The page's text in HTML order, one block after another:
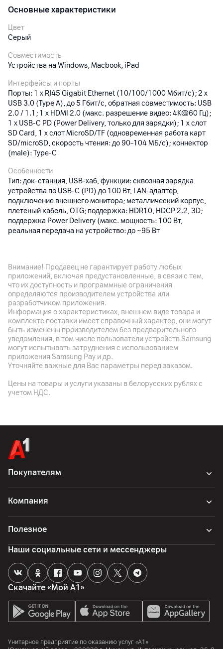
Основные характеристики
Цвет
Серый
Совместимость
Устройства на Windows, Macbook, iPad
Интерфейсы и порты
Порты: 1 x RJ45 Gigabit Ethernet (10/100/1000 Мбит/с); 2 x
USB 3.0 (Type A), до 5 Гбит/с, обратная совместимость: USB
2.0 / 1.1; 1 x HDMI 2.0 (макс. разрешение видео: 4K@60 Гц);
1 x USB-C PD (Power Delivery, только для зарядки); 1 x слот
SD Card, 1 x слот MicroSD/TF (одновременная работа карт
SD/microSD, скорость чтения: до 90–104 МБ/с); коннектор
(male): Type-C
Особенности
Тип: док-станция, USB-хаб, функции: сквозная зарядка
устройства по USB-C (PD) до 100 Вт, LAN-адаптер,
подключение внешнего монитора; металлический корпус,
плетеный кабель, OTG; поддержка: HDR10, HDCP 2.2, 3D;
поддержка Power Delivery (макс. мощность: 100 Вт,
реальная передача на устройство: до ~95 Вт
Другие характеристики
Гарантия
12мес.
Импортер
ООО "АйТи Дистрибуция", 223053 Беларусь, Минский р-н,
Боровлянский с/с, 103/3-7, пом. 7-50, район д. Дроздово,
пом. 51
Производитель
UGREEN GROUP LIMITED, Китай , Shenzhen , Ugreen Building,
адаптер
Страна производитель
Китай
Внимание! Продавец не гарантирует работу любых
приложений, включая предустановленные, в связи с тем,
что их доступность и программные ограничения
определяются производителем устройства или
разработчиком приложения.
Информация о характеристиках, внешнем виде товара и
комплекте поставки имеет справочный характер, они могут
быть изменены производителем без предварительного
уведомления, в том числе пользователи устройств Samsung
могут испытывать затруднения с использованием
приложения Samsung Pay и др.
Уточняйте важные для Вас параметры перед заказом.
Цены на товары и услуги указаны в белорусских рублях с
учетом НДС.
Покупателям
Компания
Полезное
Скачайте «Мой А1»
Наши социальные сети и мессенджеры
Унитарное предприятие по оказанию услуг «А1»